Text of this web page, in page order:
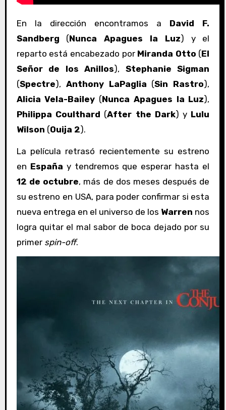
En la dirección encontramos a David F.
Sandberg (Nunca Apagues la Luz) y el
reparto está encabezado por Miranda Otto (El
Señor de los Anillos), Stephanie Sigman
(Spectre), Anthony LaPaglia (Sin Rastro),
Alicia Vela-Bailey (Nunca Apagues la Luz),
Philippa Coulthard (After the Dark) y Lulu
Wilson (Ouija 2).
La película retrasó recientemente su estreno
en España y tendremos que esperar hasta el
12 de octubre, más de dos meses después de
su estreno en USA, para poder confirmar si esta
nueva entrega en el universo de los Warren nos
logra quitar el mal sabor de boca dejado por su
primer spin-off.